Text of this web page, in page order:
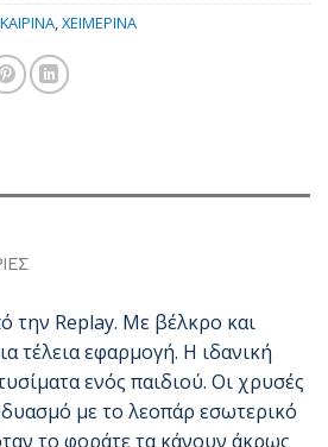
ΧΕΙΜΕΡΙΝΑ
την Replay. Με βέλκρο και
τέλεια εφαρμογή. Η ιδανική
ενός παιδιού. Οι χρυσές
με το λεοπάρ εσωτερικό
το φοράτε τα κάνουν άκρως